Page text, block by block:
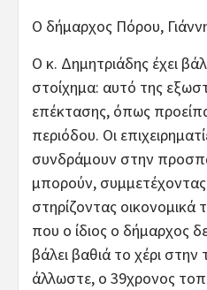
Ο δήμαρχος Πόρου,
Ο κ. Δημητριάδης έχει
στοίχημα: αυτό της
επέκτασης, όπως
περιόδου. Οι
συνδράμουν στην
μπορούν,
στηρίζοντας οικονομικά
που ο ίδιος ο δήμαρχος
βάλει βαθιά το χέρι
άλλωστε, ο 39χρονος